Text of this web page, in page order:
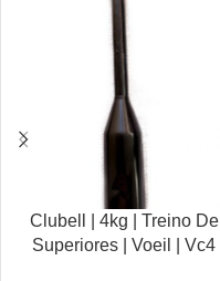
Clubell | 4kg | Treino De
Superiores | Voeil | Vc4